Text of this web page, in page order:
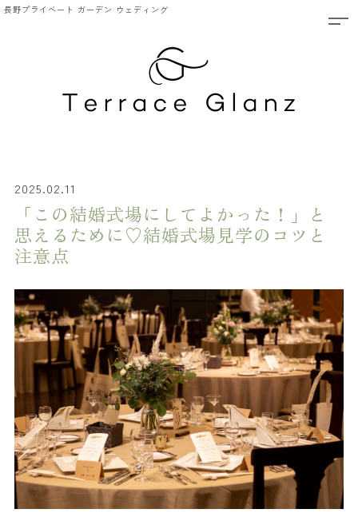
長野プライベート ガーデン ウェディング
2025.02.11
「この結婚式場にしてよかった！」と
思えるために♡結婚式場見学のコツと
注意点